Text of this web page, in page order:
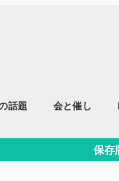
話題 会と催し
保存